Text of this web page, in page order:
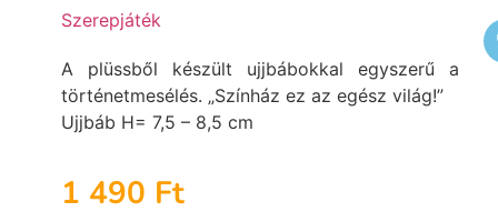
Szerepjáték
A plüssből készült ujjbábokkal egyszerű a
történetmesélés. „Színház ez az egész világ!”
Ujjbáb H= 7,5 – 8,5 cm
1 490 Ft